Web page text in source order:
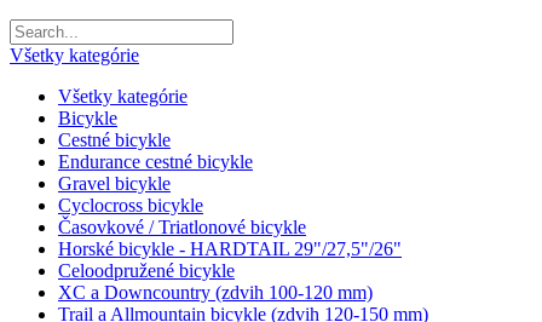
Všetky kategórie
Všetky kategórie
Bicykle
Cestné bicykle
Endurance cestné bicykle
Gravel bicykle
Cyclocross bicykle
Časovkové / Triatlonové bicykle
Horské bicykle - HARDTAIL 29"/27,5"/26"
Celoodpružené bicykle
XC a Downcountry (zdvih 100-120 mm)
Trail a Allmountain bicykle (zdvih 120-150 mm)